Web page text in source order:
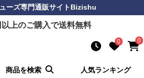
ーズ専門通販サイトBizishu
上のご購入で送料無料
0 0
商品を検索 人気ランキング